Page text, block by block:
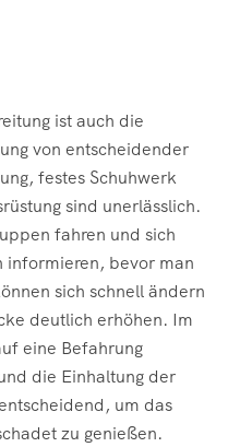
ist auch die
von entscheidender
festes Schuhwerk
sind unerlässlich.
fahren und sich
informieren, bevor man
sich schnell ändern
deutlich erhöhen. Im
eine Befahrung
die Einhaltung der
um das
zu genießen.